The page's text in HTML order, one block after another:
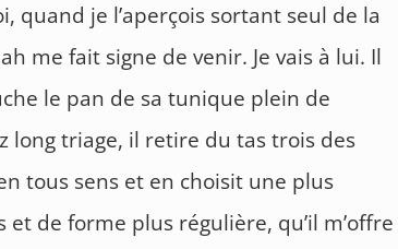
quand je l’aperçois sortant seul de la
me fait signe de venir. Je vais à lui. Il
le pan de sa tunique plein de
long triage, il retire du tas trois des
tous sens et en choisit une plus
de forme plus régulière, qu’il m’offre